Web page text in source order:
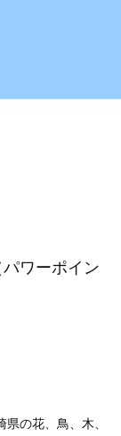
ワーポイン
の花、鳥、木、